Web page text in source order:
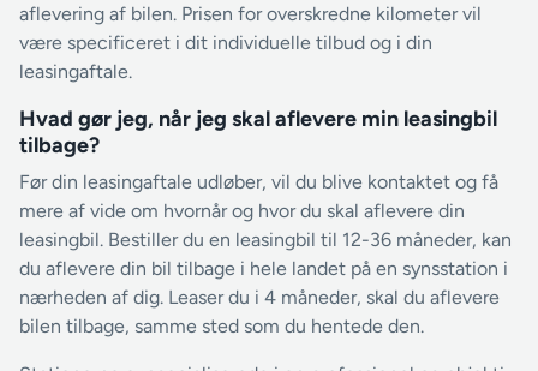
aflevering af bilen. Prisen for overskredne kilometer vil
være specificeret i dit individuelle tilbud og i din
leasingaftale.
Hvad gør jeg, når jeg skal aflevere min leasingbil
tilbage?
Før din leasingaftale udløber, vil du blive kontaktet og få
mere af vide om hvornår og hvor du skal aflevere din
leasingbil. Bestiller du en leasingbil til 12-36 måneder, kan
du aflevere din bil tilbage i hele landet på en synsstation i
nærheden af dig. Leaser du i 4 måneder, skal du aflevere
bilen tilbage, samme sted som du hentede den.